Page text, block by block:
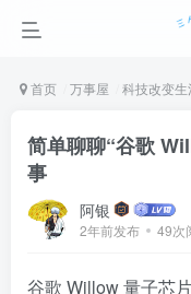
首页 万事屋 科技改变生
简单聊聊“谷歌
事
阿银
2年前发布 49次
谷歌 Willow 量子芯